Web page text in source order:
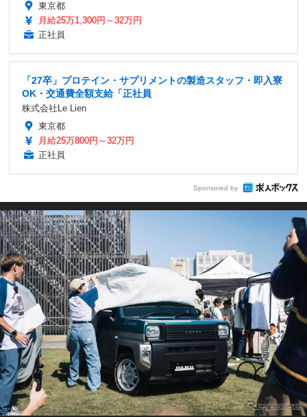
東京都
月給25万1,300円～32万円
正社員
「27卒」プロテイン・サプリメントの製造スタッフ・即入寮
OK・交通費全額支給「正社員
株式会社Le Lien
東京都
月給25万800円～32万円
正社員
Sponsored by